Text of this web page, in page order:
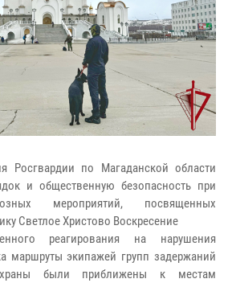
Росгвардии по Магаданской области
и общественную безопасность при
мероприятий, посвященных
Светлое Христово Воскресение
реагирования на нарушения
маршруты экипажей групп задержаний
были приближены к местам